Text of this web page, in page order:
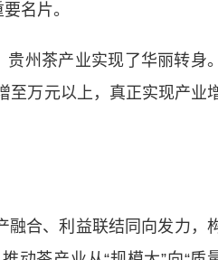
名片。
州茶产业实现了华丽转身。
至万元以上，真正实现产业
合、利益联结同向发力，